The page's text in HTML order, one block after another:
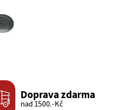
Doprava zdarma
nad 1500.-Kč